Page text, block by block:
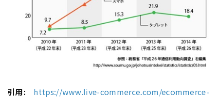
引用:
https://www.live-commerce.com/ecommerce-